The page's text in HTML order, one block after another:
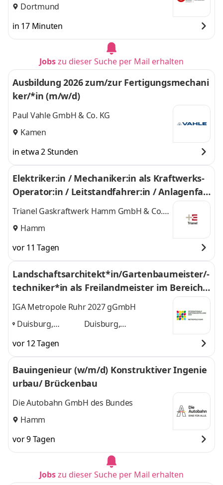
Dortmund
in 17 Minuten
Jobszu dieser Suche per Mail erhalten
Ausbildung 2026 zum/zur Fertigungsmechani
ker/*in (m/w/d)
Paul Vahle GmbH & Co. KG
Kamen
in etwa 2 Stunden
Elektriker:in / Mechaniker:in als Kraftwerks-
Operator:in / Leitstandfahrer:in / Anlagenfah
rer:in (m/w/d)
Trianel Gaskraftwerk Hamm GmbH & Co.
KGHamm
vor 11 Tagen
Landschaftsarchitekt*in/Gartenbaumeister/-
techniker*in als Freilandmeister im Bereich
Gärtnerische Ausstellungen (m/w/d)
IGA Metropole Ruhr 2027 gGmbH
Duisburg,
Dortmund,
Lünen,
Duisburg,
2 weitere
vor 12 Tagen
Bauingenieur (w/m/d) Konstruktiver Ingenie
urbau/ Brückenbau
Die Autobahn GmbH des Bundes
Hamm
vor 9 Tagen
Jobszu dieser Suche per Mail erhalten